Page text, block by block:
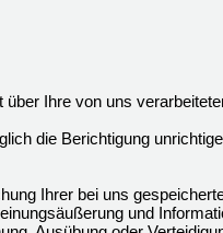
Ihre von uns
die Berichtigung
Ihrer bei uns
und